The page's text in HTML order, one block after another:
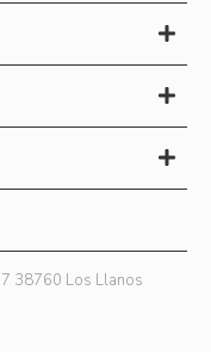
38760 Los Llanos